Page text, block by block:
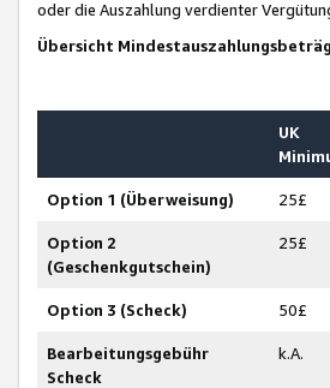
oder die Auszahlung verdienter
Übersicht
UK
Option 1 (Überweisung) 25£
Option 2
(Geschenkgutschein)
25£
Option 3 (Scheck) 50£
Bearbeitungsgebühr
Scheck
k.A.